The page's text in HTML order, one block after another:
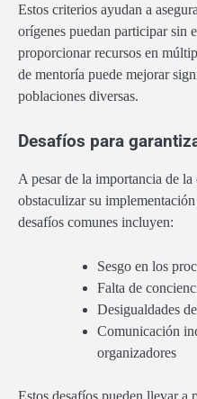
Estos criterios ayudan a
orígenes puedan participar sin
proporcionar recursos en
de mentoría puede mejorar
poblaciones diversas.
Desafíos para
A pesar de la importancia de
obstaculizar su
desafíos comunes incluyen:
Sesgo en los
Falta de
Desigualdades
Comunicación
organizadores
Estos desafíos pueden llevar a